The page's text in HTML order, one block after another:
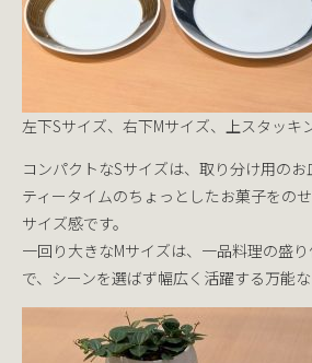
左下Sサイズ、右下Mサイズ、上スタッキ
コンパクトなSサイズは、取り分け用のお
ティータイムのちょっとしたお菓子をの
サイズ感です。
一回り大きなMサイズは、一品料理の盛
で、シーンを選ばず幅広く活躍する万能な